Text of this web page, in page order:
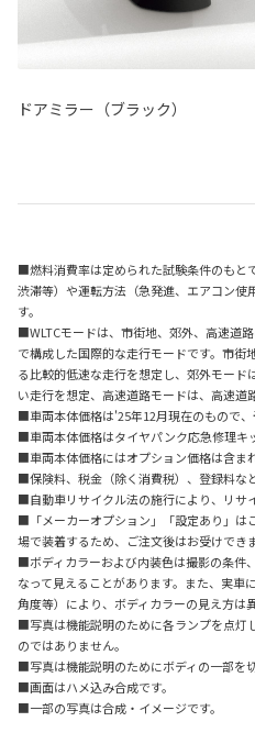
ドアミラー（ブラック）
■燃料消費率は定められた試験条件のもと
渋滞等）や運転方法（急発進、エアコン使
す。
■WLTCモードは、市街地、郊外、高速道
で構成した国際的な走行モードです。市街
る比較的低速な走行を想定し、郊外モー
い走行を想定、高速道路モードは、高速道
■車両本体価格は'25年12月現在のもので、
■車両本体価格はタイヤパンク応急修理キ
■車両本体価格にはオプション価格は含ま
■保険料、税金（除く消費税）、登録料な
■自動車リサイクル法の施行により、リサ
■「メーカーオプション」「設定あり」は
場で装着するため、ご注文後はお受けでき
■ボディカラーおよび内装色は撮影の条件
なって見えることがあります。また、実車
角度等）により、ボディカラーの見え方は
■写真は機能説明のために各ランプを点灯
のではありません。
■写真は機能説明のためにボディの一部を
■画面はハメ込み合成です。
■一部の写真は合成・イメージです。